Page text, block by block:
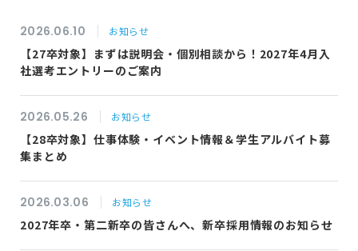
2026.06.10 お知らせ
【27卒対象】まずは説明会・個別相談から！2027年4月入
社選考エントリーのご案内
2026.05.26 お知らせ
【28卒対象】仕事体験・イベント情報＆学生アルバイト募
集まとめ
2026.03.06 お知らせ
2027年卒・第二新卒の皆さんへ、新卒採用情報のお知らせ